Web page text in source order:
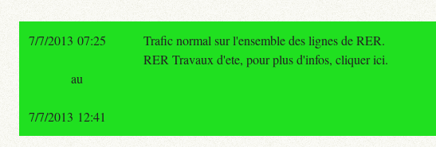
7/7/2013 07:25
Trafic normal sur l'ensemble des lignes de RER.
RER Travaux d'ete, pour plus d'infos, cliquer ici.
au
7/7/2013 12:41